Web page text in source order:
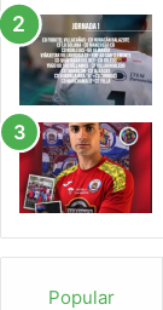
Popular